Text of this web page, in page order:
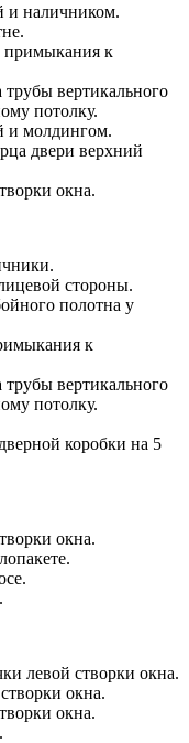
и наличником.
примыкания к
трубы вертикального
потолку.
и молдингом.
двери верхний
окна.
стороны.
полотна у
к
трубы вертикального
потолку.
коробки на 5
окна.
левой створки окна.
окна.
окна.